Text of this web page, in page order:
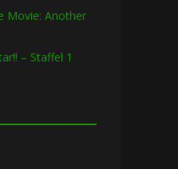
Movie: Another
– Staffel 1